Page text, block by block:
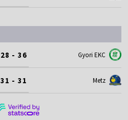
28 - 36 Gyori EKC
31 - 31 Metz